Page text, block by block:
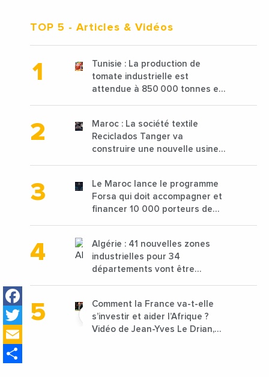
Facebook
Twitter
TOP 5 - Articles & Vidéos
Tunisie : La production de
tomate industrielle est
attendue à 850 000 tonnes en
Maroc : La société textile
Reciclados Tanger va
construire une nouvelle usine
Le Maroc lance le programme
Forsa qui doit accompagner et
financer 10 000 porteurs de
Algérie : 41 nouvelles zones
industrielles pour 34
départements vont être
Comment la France va-t-elle
s’investir et aider l’Afrique ?
Vidéo de Jean-Yves Le Drian,